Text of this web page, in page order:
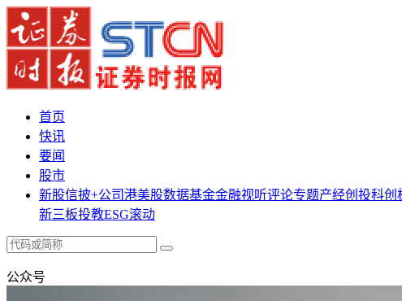
首页
快讯
要闻
股市
新股信披+公司港美股数据基金金融视听评论专题产经创投科创
新三板投教ESG滚动
公众号